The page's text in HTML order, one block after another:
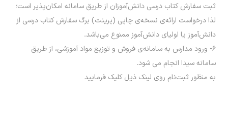
ثبت سفارش کتاب درسی دانش‌آموزان از طریق سامانه امکان‌پذیر است؛
لذا درخواست ارائه‌ی نسخه‌ی چاپی (پرینت) برگ سفارش کتاب درسی از
دانش‌آموز یا اولیای دانش‌آموز ممنوع می‌باشد.
۶- ورود مدارس به سامانه‌ی فروش و توزیع مواد آموزشی، از طریق
سامانه سیدا انجام می شود.
به منظور ثبت‌نام روی لینک ذیل کلیک فرمایید